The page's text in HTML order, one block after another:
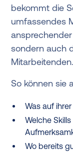
bekommt die
umfassendes
sondern auch
Mitarbeitenden.
So können sie
Was auf
Welche
Wo bereits